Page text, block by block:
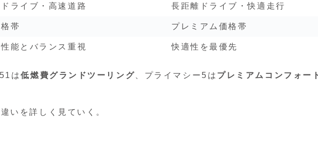
ドライブ・高速道路 長距離ドライブ・快適走行
帯 プレミアム価格帯
能とバランス重視 快適性を最優先
は低燃費グランドツーリング 、プライマシー5は プレミアムコンフォー
いを詳しく見ていく。